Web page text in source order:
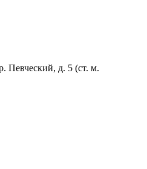
Певческий, д. 5 (ст. м.